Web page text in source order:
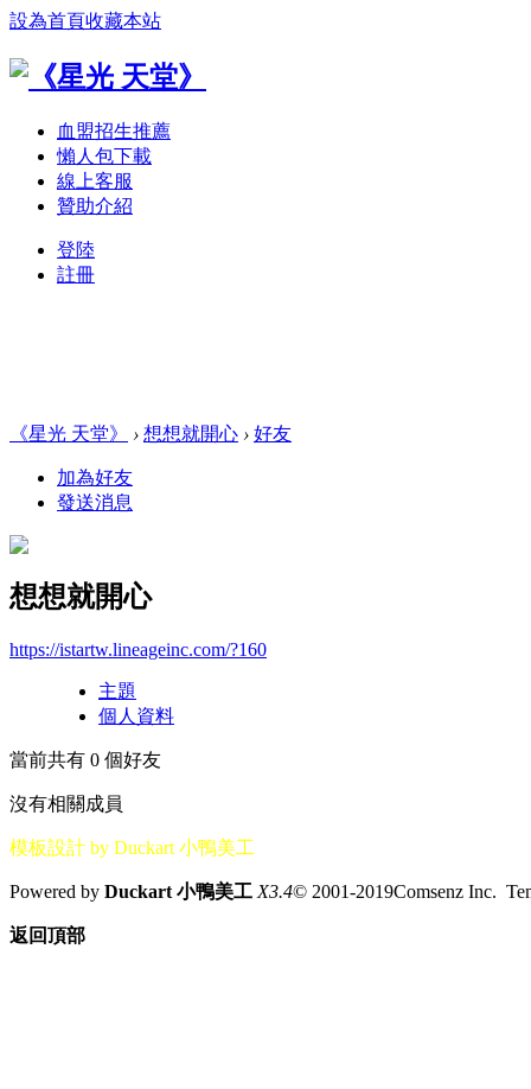
設為首頁收藏本站
血盟招生推薦
懶人包下載
線上客服
贊助介紹
登陸
註冊
《星光 天堂》 › 想想就開心 › 好友
加為好友
發送消息
想想就開心
https://istartw.lineageinc.com/?160
主題
個人資料
當前共有 0 個好友
沒有相關成員
模板設計 by Duckart 小鴨美工
Powered by Duckart 小鴨美工 X3.4© 2001-2019Comsenz Inc.
返回頂部